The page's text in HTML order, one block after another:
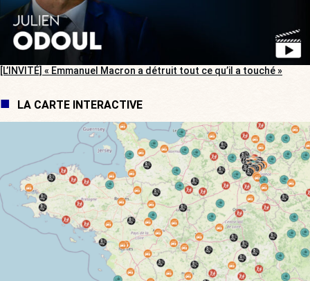
[L’INVITÉ] « Emmanuel Macron a détruit tout ce qu’il a touché »
LA CARTE INTERACTIVE